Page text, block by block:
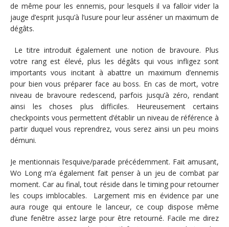
de même pour les ennemis, pour lesquels il va falloir vider la
jauge d’esprit jusqu’à l’usure pour leur asséner un maximum de
dégâts.
Le titre introduit également une notion de bravoure. Plus
votre rang est élevé, plus les dégâts qui vous infligez sont
importants vous incitant à abattre un maximum d’ennemis
pour bien vous préparer face au boss. En cas de mort, votre
niveau de bravoure redescend, parfois jusqu’à zéro, rendant
ainsi les choses plus difficiles. Heureusement certains
checkpoints vous permettent d’établir un niveau de référence à
partir duquel vous reprendrez, vous serez ainsi un peu moins
démuni.
Je mentionnais l’esquive/parade précédemment. Fait amusant,
Wo Long m’a également fait penser à un jeu de combat par
moment. Car au final, tout réside dans le timing pour retourner
les coups imblocables. Largement mis en évidence par une
aura rouge qui entoure le lanceur, ce coup dispose même
d’une fenêtre assez large pour être retourné. Facile me direz